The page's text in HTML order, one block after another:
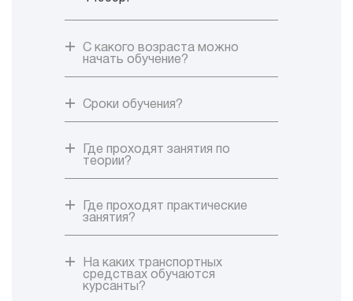
С какого возраста можно
начать обучение?
Сроки обучения?
Где проходят занятия по
теории?
Где проходят практические
занятия?
На каких транспортных
средствах обучаются
курсанты?